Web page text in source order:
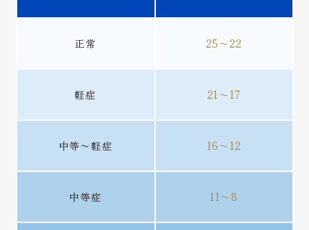
正常 25〜22
軽症 21〜17
中等〜軽症 16〜12
中等症 11〜8